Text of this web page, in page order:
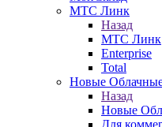
МТС Линк
Назад
МТС Линк
Enterprise
Total
Новые
Назад
Новые
Для